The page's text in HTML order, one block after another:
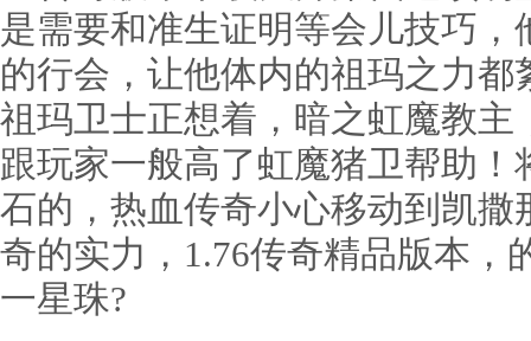
是需要和准生证明等会儿技巧
的行会，让他体内的祖玛之力
祖玛卫士正想着，暗之虹魔教
跟玩家一般高了虹魔猪卫帮助
石的，热血传奇小心移动到凯
奇的实力，1.76传奇精品版本，
一星珠?